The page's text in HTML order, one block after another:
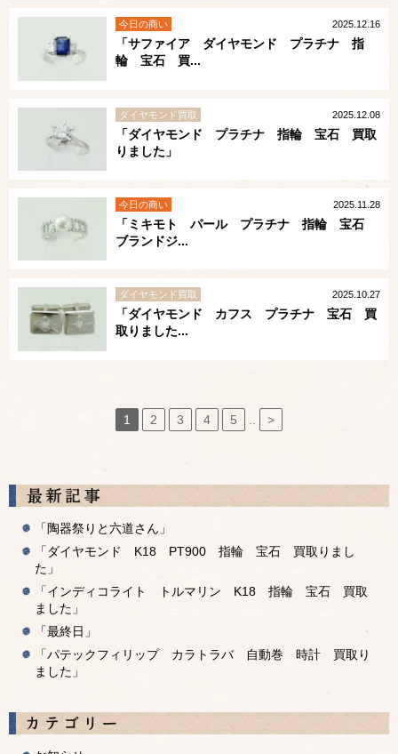
今日の商い 2025.12.16
「サファイア ダイヤモンド プラチナ 指
輪 宝石 買...
ダイヤモンド買取 2025.12.08
「ダイヤモンド プラチナ 指輪 宝石 買取
りました」
今日の商い 2025.11.28
「ミキモト パール プラチナ 指輪 宝石
ブランドジ...
ダイヤモンド買取 2025.10.27
「ダイヤモンド カフス プラチナ 宝石 買
取りました...
1 2 3 4 5 >
「陶器祭りと六道さん」
「ダイヤモンド K18 PT900 指輪 宝石 買取りまし
た」
「インディコライト トルマリン K18 指輪 宝石 買取
ました」
「最終日」
「パテックフィリップ カラトラバ 自動巻 時計 買取り
ました」